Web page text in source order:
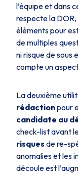
l’équipe et dans
respecte la
éléments pour
de multiples
ni risque de sous
compte un
La deuxième
rédactionpour
candidate au
check-list avant
risques de re-
anomalies et les
découle est